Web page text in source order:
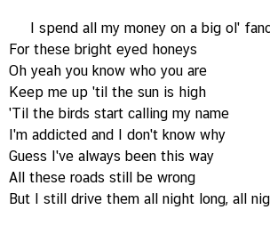
I spend all my money on a big ol'
For these bright eyed honeys
Oh yeah you know who you are
Keep me up 'til the sun is high
'Til the birds start calling my name
I'm addicted and I don't know why
Guess I've always been this way
All these roads still be wrong
But I still drive them all night long, all